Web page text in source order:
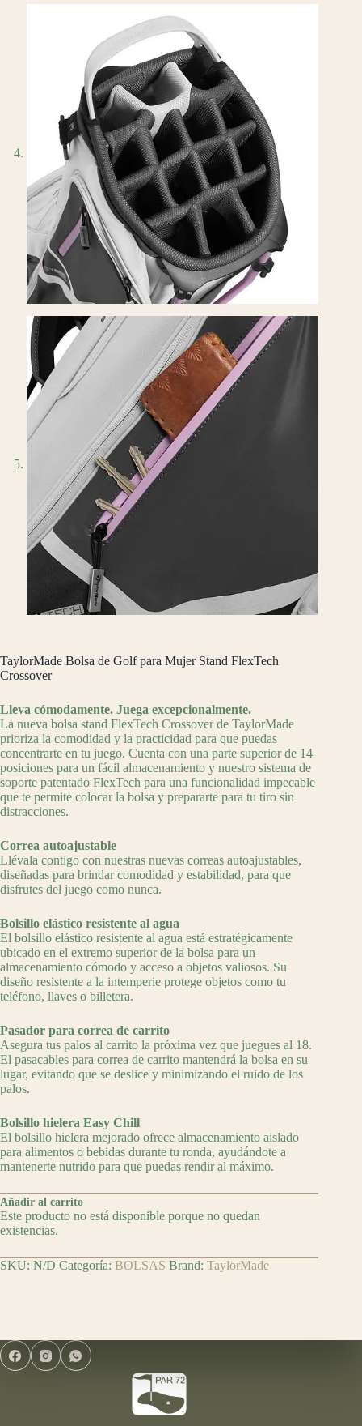
TaylorMade Bolsa de Golf para Mujer Stand FlexTech
Crossover
Lleva cómodamente. Juega excepcionalmente.
La nueva bolsa stand FlexTech Crossover de TaylorMade
prioriza la comodidad y la practicidad para que puedas
concentrarte en tu juego. Cuenta con una parte superior de 14
posiciones para un fácil almacenamiento y nuestro sistema de
soporte patentado FlexTech para una funcionalidad impecable
que te permite colocar la bolsa y prepararte para tu tiro sin
distracciones.
Correa autoajustable
Llévala contigo con nuestras nuevas correas autoajustables,
diseñadas para brindar comodidad y estabilidad, para que
disfrutes del juego como nunca.
Bolsillo elástico resistente al agua
El bolsillo elástico resistente al agua está estratégicamente
ubicado en el extremo superior de la bolsa para un
almacenamiento cómodo y acceso a objetos valiosos. Su
diseño resistente a la intemperie protege objetos como tu
teléfono, llaves o billetera.
Pasador para correa de carrito
Asegura tus palos al carrito la próxima vez que juegues al 18.
El pasacables para correa de carrito mantendrá la bolsa en su
lugar, evitando que se deslice y minimizando el ruido de los
palos.
Bolsillo hielera Easy Chill
El bolsillo hielera mejorado ofrece almacenamiento aislado
para alimentos o bebidas durante tu ronda, ayudándote a
mantenerte nutrido para que puedas rendir al máximo.
Añadir al carrito
Este producto no está disponible porque no quedan
existencias.
SKU: N/D Categoría: BOLSAS Brand: TaylorMade